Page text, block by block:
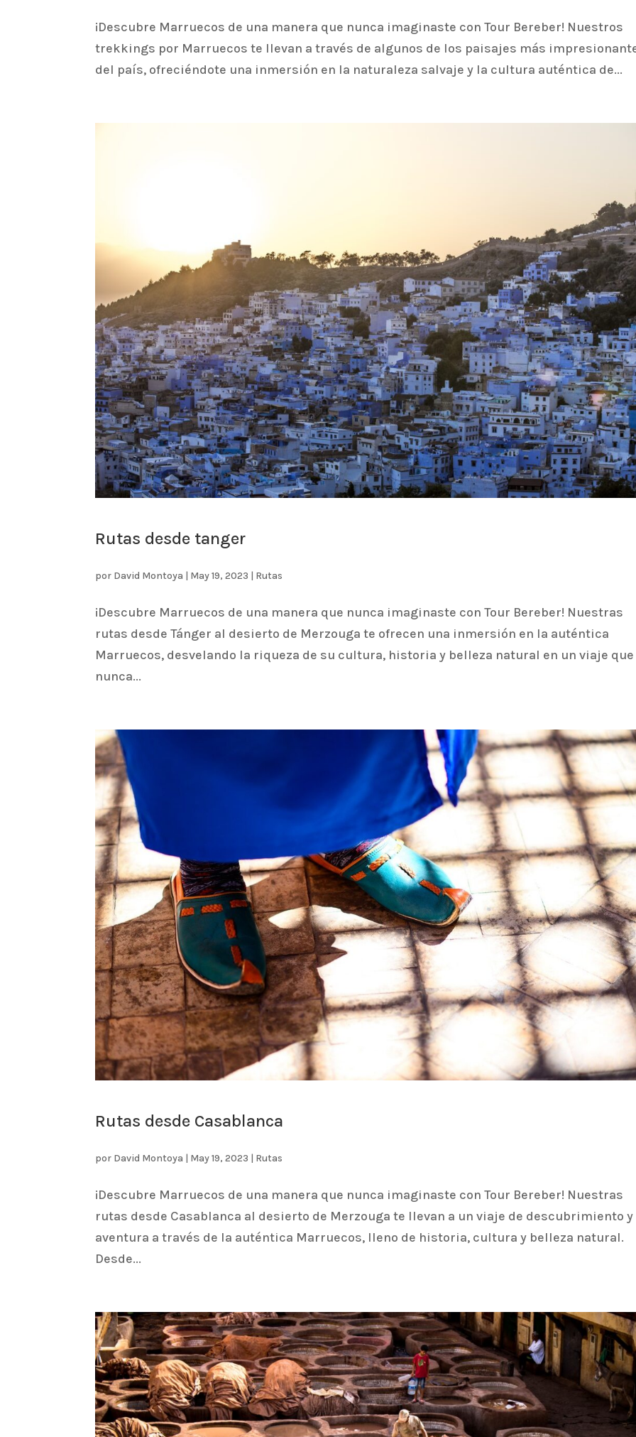
¡Descubre Marruecos de una manera que nunca imaginaste con Tour Bereber! Nuestros
trekkings por Marruecos te llevan a través de algunos de los paisajes más
del país, ofreciéndote una inmersión en la naturaleza salvaje y la cultura auténtica de...
Rutas desde tanger
por David Montoya | May 19, 2023 | Rutas
¡Descubre Marruecos de una manera que nunca imaginaste con Tour Bereber! Nuestras
rutas desde Tánger al desierto de Merzouga te ofrecen una inmersión en la auténtica
Marruecos, desvelando la riqueza de su cultura, historia y belleza natural en un viaje que
nunca...
Rutas desde Casablanca
por David Montoya | May 19, 2023 | Rutas
¡Descubre Marruecos de una manera que nunca imaginaste con Tour Bereber! Nuestras
rutas desde Casablanca al desierto de Merzouga te llevan a un viaje de descubrimiento y
aventura a través de la auténtica Marruecos, lleno de historia, cultura y belleza natural.
Desde...